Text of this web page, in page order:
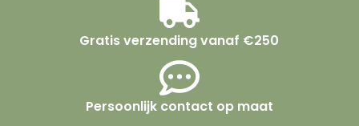
Gratis verzending vanaf €250
Persoonlijk contact op maat